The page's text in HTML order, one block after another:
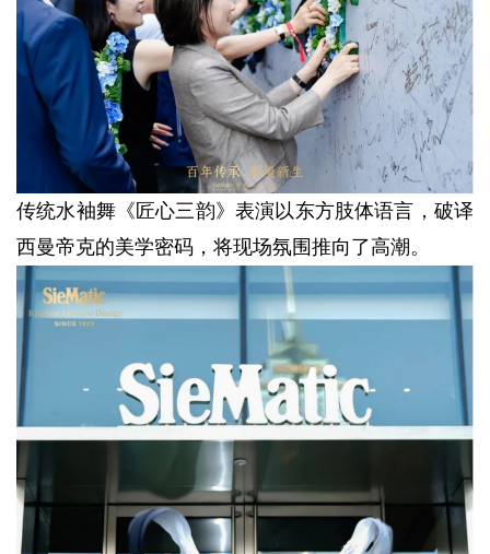
传统水袖舞《匠心三韵》表演以东方肢体语言，破译
西曼帝克的美学密码，将现场氛围推向了高潮。